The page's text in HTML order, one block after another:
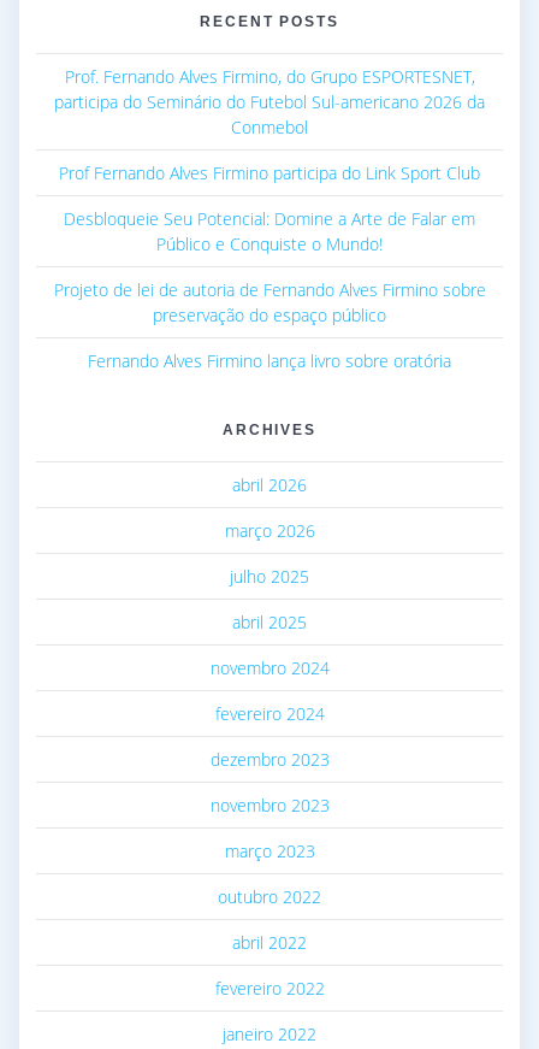
RECENT POSTS
Prof. Fernando Alves Firmino, do Grupo ESPORTESNET,
participa do Seminário do Futebol Sul-americano 2026 da
Conmebol
Prof Fernando Alves Firmino participa do Link Sport Club
Desbloqueie Seu Potencial: Domine a Arte de Falar em
Público e Conquiste o Mundo!
Projeto de lei de autoria de Fernando Alves Firmino sobre
preservação do espaço público
Fernando Alves Firmino lança livro sobre oratória
ARCHIVES
abril 2026
março 2026
julho 2025
abril 2025
novembro 2024
fevereiro 2024
dezembro 2023
novembro 2023
março 2023
outubro 2022
abril 2022
fevereiro 2022
janeiro 2022